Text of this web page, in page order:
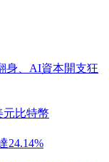
身、AI資本開支狂
元比特幣
24.14%